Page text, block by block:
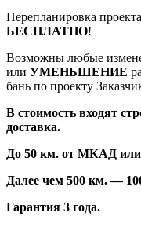
Перепланировка
БЕСПЛАТНО!
Возможны любые
или УМЕНЬШЕНИЕ
бань по проекту
В стоимость входят
доставка.
До 50 км. от МКАД или
Далее чем 500 км. —
Гарантия 3 года.